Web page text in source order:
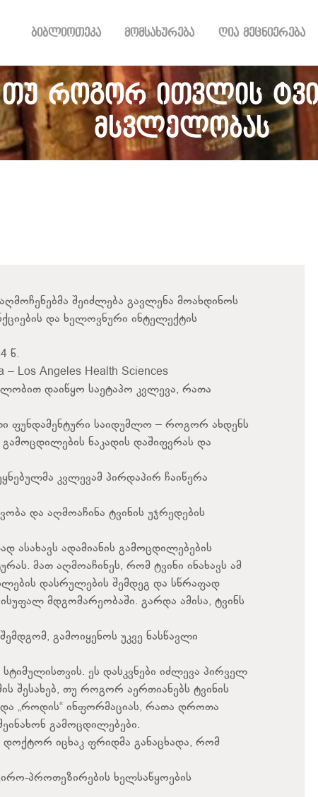
ბიბლიოთეკა მომსახურება ღია მეცნიერება
როგორ ითვლის
მსვლელობას
ᲛᲝᲛᲡᲐᲮᲣᲠᲔᲑᲐ
ᲠᲔᲡᲣᲠᲡᲘ
ᲠᲔᲒᲘᲡᲢᲠᲐᲪᲘᲐ
ᲓᲝᲜᲐᲪᲘᲐ
ᲙᲝᲜᲢᲐᲥᲢᲘ
შეიძლება გავლენა მოახდინოს
და ხელოვნური ინტელექტის
წ.
– Los Angeles Health Sciences
დაიწყო საეტაპო კვლევა, რათა
ფუნდამენტური საიდუმლო – როგორ ახდენს
ნაკადის დაშიფვრას და
კვლევამ პირდაპირ ჩაიწერა
და აღმოაჩინა ტვინის უჯრედების
ასახავს ადამიანის გამოცდილებების
მათ აღმოაჩინეს, რომ ტვინი ინახავს ამ
დასრულების შემდეგ და სწრაფად
მდგომარეობაში. გარდა ამისა, ტვინს
გამოიყენოს უკვე ნასწავლი
ეს დასკვნები იძლევა პირველ
შესახებ, თუ როგორ აერთიანებს ტვინის
და „როდის“ ინფორმაციას, რათა დროთა
გამოცდილებები.
იცხაკ ფრიდმა განაცხადა, რომ
პროთეზირების ხელსაწყოების